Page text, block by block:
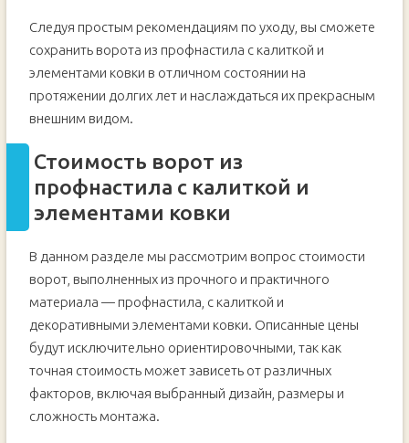
Следуя простым рекомендациям по уходу, вы сможете
сохранить ворота из профнастила с калиткой и
элементами ковки в отличном состоянии на
протяжении долгих лет и наслаждаться их прекрасным
внешним видом.
Стоимость ворот из
профнастила с калиткой и
элементами ковки
В данном разделе мы рассмотрим вопрос стоимости
ворот, выполненных из прочного и практичного
материала — профнастила, с калиткой и
декоративными элементами ковки. Описанные цены
будут исключительно ориентировочными, так как
точная стоимость может зависеть от различных
факторов, включая выбранный дизайн, размеры и
сложность монтажа.